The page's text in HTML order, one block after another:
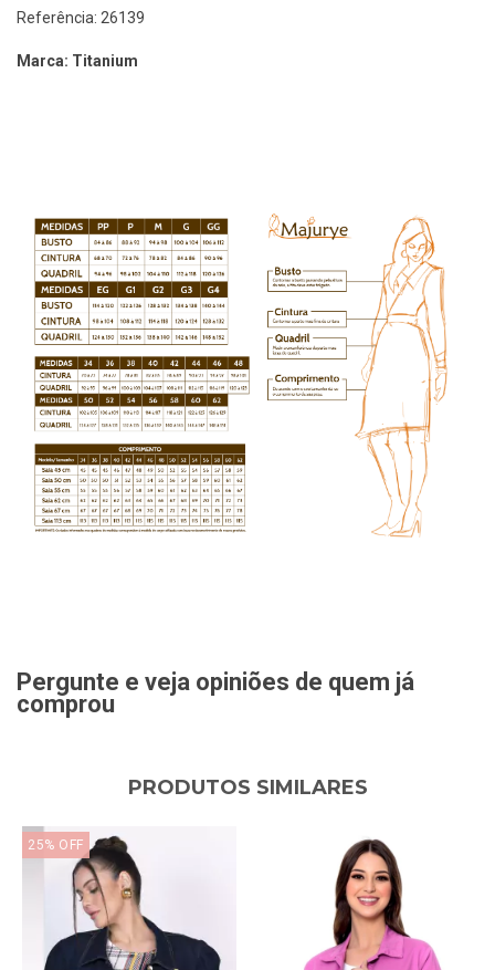
Referência: 26139
Marca: Titanium
Pergunte e veja opiniões de quem já
comprou
PRODUTOS SIMILARES
25% OFF